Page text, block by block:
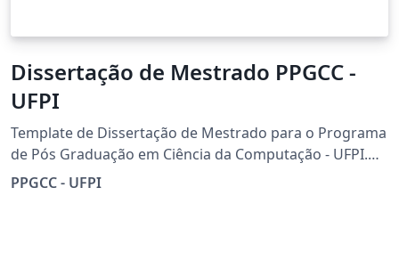
Dissertação de Mestrado PPGCC -
UFPI
Template de Dissertação de Mestrado para o Programa
de Pós Graduação em Ciência da Computação - UFPI.
JMessias
PPGCC - UFPI